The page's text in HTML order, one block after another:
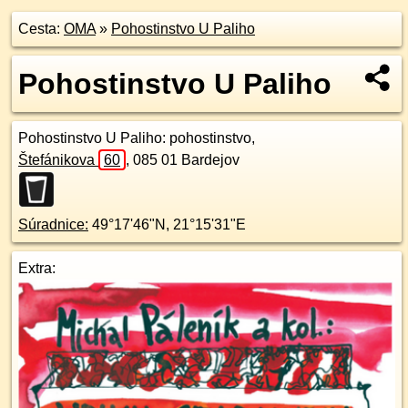
Cesta: OMA» Pohostinstvo U Paliho
Pohostinstvo U Paliho
Pohostinstvo U Paliho: pohostinstvo,
Štefánikova
60 , 085 01 Bardejov
Súradnice: 49°17'46"N , 21°15'31"E
Extra: